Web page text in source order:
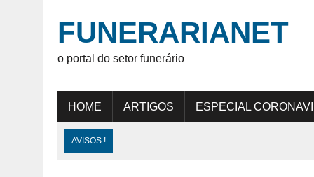
FUNERARIANET
o portal do setor funerário
HOME ARTIGOS ESPECIAL
AVISOS !